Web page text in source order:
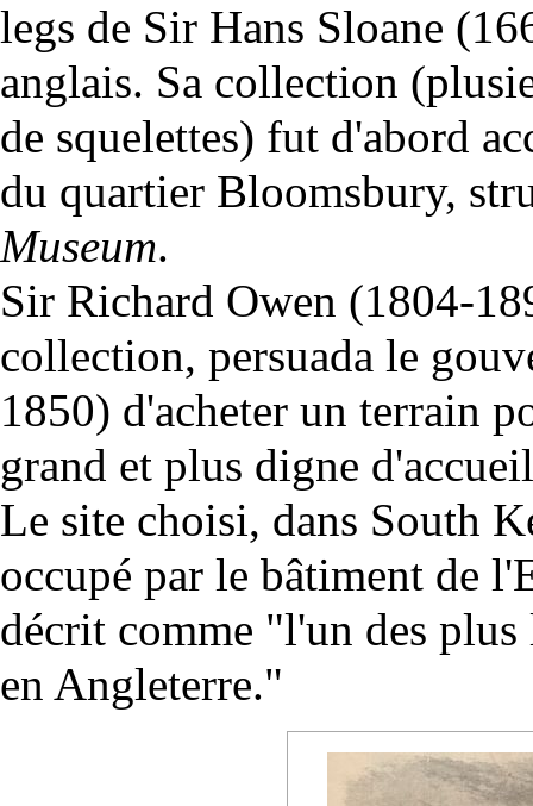
legs de Sir Hans Sloane
anglais. Sa collection
de squelettes) fut d'abord
du quartier Bloomsbury,
Museum.
Sir Richard Owen (1804-
collection, persuada le
1850) d'acheter un terrain
grand et plus digne
Le site choisi, dans South
occupé par le bâtiment de
décrit comme "l'un des
en Angleterre."